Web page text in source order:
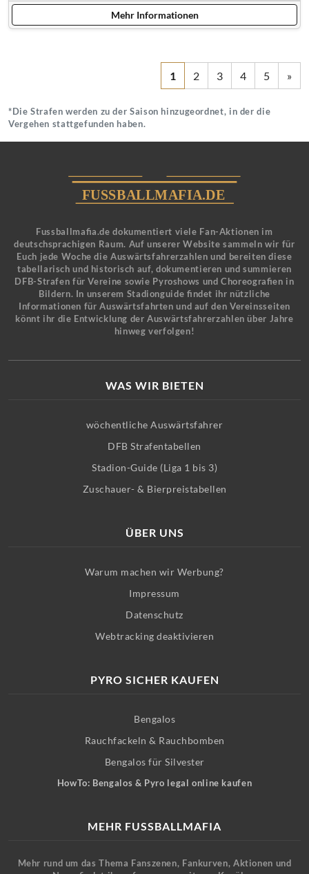
Mehr Informationen
1 2 3 4 5 »
*Die Strafen werden zu der Saison hinzugeordnet, in der die
Vergehen stattgefunden haben.
Fussballmafia.de dokumentiert viele Fan-Aktionen im
deutschsprachigen Raum. Auf unserer Website sammeln wir für
Euch jede Woche die Auswärtsfahrerzahlen und bereiten diese
tabellarisch und historisch auf, dokumentieren und summieren
DFB-Strafen für Vereine sowie Pyroshows und Choreografien in
Bildern. In unserem Stadionguide findet ihr nützliche
Informationen für Auswärtsfahrten und auf den Vereinsseiten
könnt ihr die Entwicklung der Auswärtsfahrerzahlen über Jahre
hinweg verfolgen!
WAS WIR BIETEN
wöchentliche Auswärtsfahrer
DFB Strafentabellen
Stadion-Guide (Liga 1 bis 3)
Zuschauer- & Bierpreistabellen
ÜBER UNS
Warum machen wir Werbung?
Impressum
Datenschutz
Webtracking deaktivieren
PYRO SICHER KAUFEN
Bengalos
Rauchfackeln & Rauchbomben
Bengalos für Silvester
HowTo: Bengalos & Pyro legal online kaufen
MEHR FUSSBALLMAFIA
Mehr rund um das Thema Fanszenen, Fankurven, Aktionen und